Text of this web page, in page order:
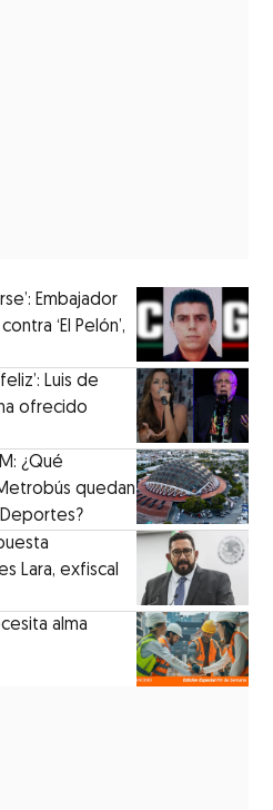
Embajador
‘El Pelón’,
Luis de
ofrecido
¿Qué
quedan
Lara, exfiscal
alma